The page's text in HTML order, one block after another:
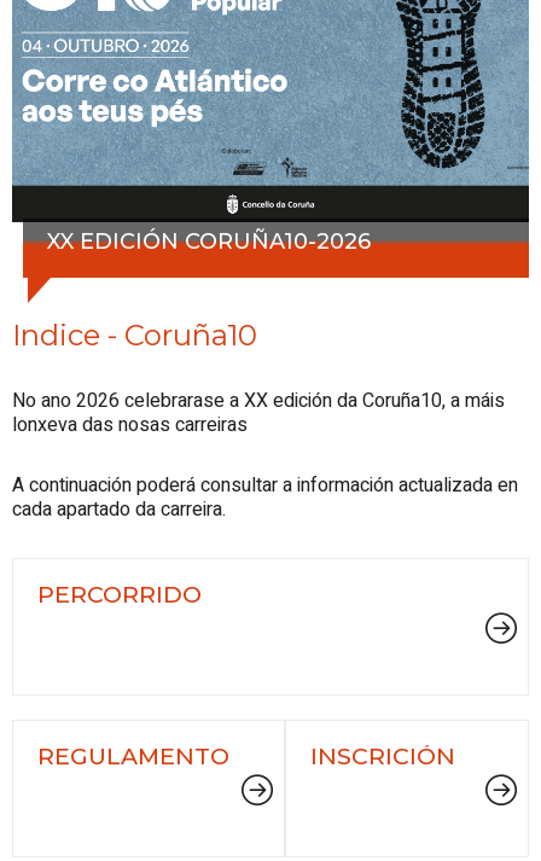
XX EDICIÓN CORUÑA10-2026
Indice - Coruña10
No ano 2026 celebrarase a XX edición da Coruña10, a máis
lonxeva das nosas carreiras
A continuación poderá consultar a información actualizada en
cada apartado da carreira.
PERCORRIDO
REGULAMENTO INSCRICIÓN